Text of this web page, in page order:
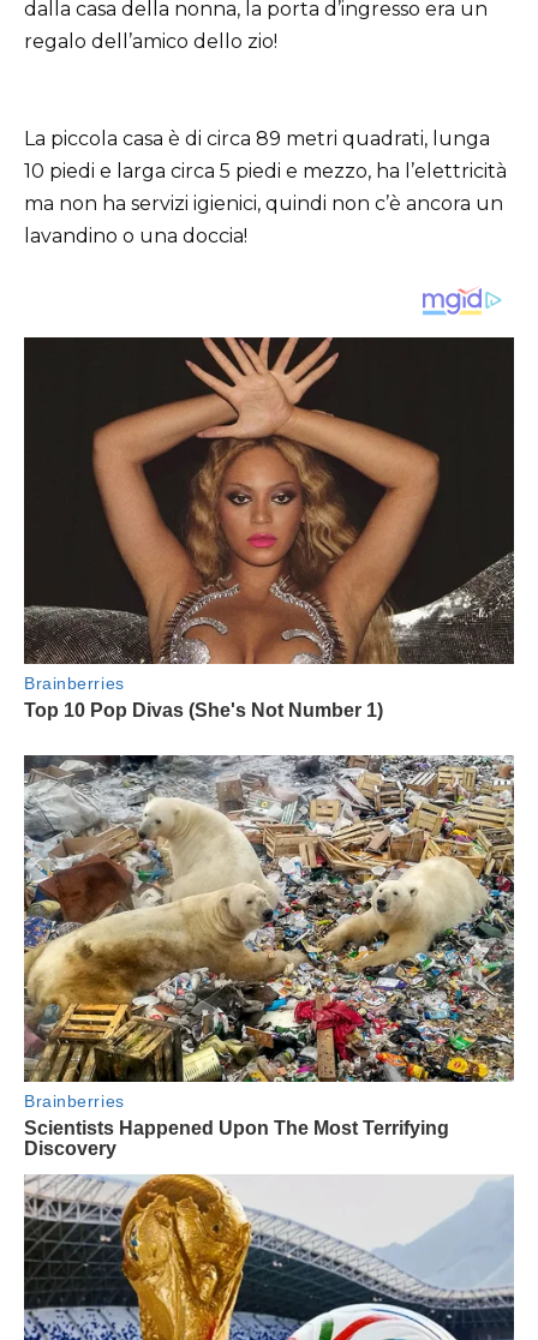
dalla casa della nonna, la porta d’ingresso era un
regalo dell’amico dello zio!
La piccola casa è di circa 89 metri quadrati, lunga
10 piedi e larga circa 5 piedi e mezzo, ha l’elettricità
ma non ha servizi igienici, quindi non c’è ancora un
lavandino o una doccia!